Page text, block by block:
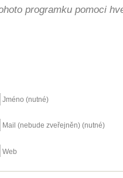
programku pomoci
Jméno (nutné)
Mail (nebude zveřejněn) (nutné)
Web